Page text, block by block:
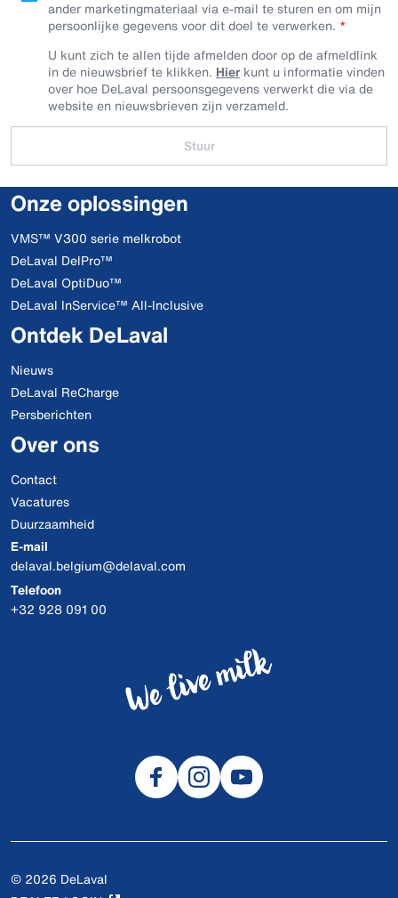
ander marketingmateriaal via e-mail te sturen en om mijn
persoonlijke gegevens voor dit doel te verwerken.
U kunt zich te allen tijde afmelden door op de afmeldlink
in de nieuwsbrief te klikken. Hier kunt u informatie vinden
over hoe DeLaval persoonsgegevens verwerkt die via de
website en nieuwsbrieven zijn verzameld.
Stuur
Onze oplossingen
VMS™ V300 serie melkrobot
DeLaval DelPro™
DeLaval OptiDuo™
DeLaval InService™ All-Inclusive
Ontdek DeLaval
Nieuws
DeLaval ReCharge
Persberichten
Over ons
Contact
Vacatures
Duurzaamheid
E-mail
delaval.belgium@delaval.com
Telefoon
+32 928 091 00
© 2026 DeLaval